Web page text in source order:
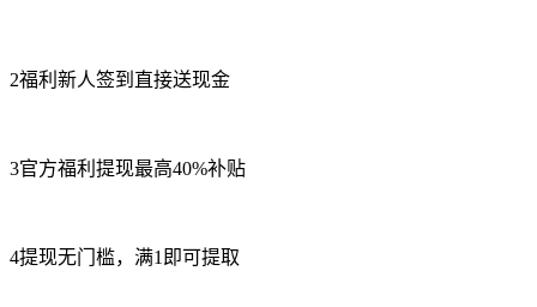
2福利新人签到直接送现金
3官方福利提现最高40%补贴
4提现无门槛，满1即可提取